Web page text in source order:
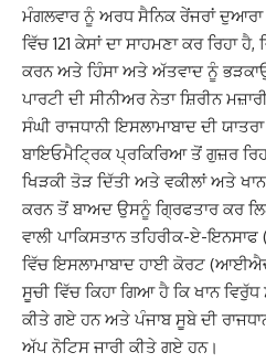
ਮੰਗਲਵਾਰ ਨੂੰ ਅਰਧ ਸੈਨਿਕ ਰੇਂਜਰਾਂ
ਵਿੱਚ 121 ਕੇਸਾਂ ਦਾ ਸਾਹਮਣਾ ਕਰ ਰਿਹਾ
ਕਰਨ ਅਤੇ ਹਿੰਸਾ ਅਤੇ ਅੱਤਵਾਦ ਨੂੰ
ਪਾਰਟੀ ਦੀ ਸੀਨੀਅਰ ਨੇਤਾ ਸ਼ਿਰੀਨ
ਸੰਘੀ ਰਾਜਧਾਨੀ ਇਸਲਾਮਾਬਾਦ ਦੀ
ਬਾਇਓਮੈਟ੍ਰਿਕ ਪ੍ਰਕਿਰਿਆ ਤੋਂ ਗੁਜ਼ਰ
ਖਿੜਕੀ ਤੋੜ ਦਿੱਤੀ ਅਤੇ ਵਕੀਲਾਂ ਅਤੇ
ਕਰਨ ਤੋਂ ਬਾਅਦ ਉਸਨੂੰ ਗ੍ਰਿਫਤਾਰ ਕਰ
ਵਾਲੀ ਪਾਕਿਸਤਾਨ ਤਹਿਰੀਕ-ਏ-
ਵਿੱਚ ਇਸਲਾਮਾਬਾਦ ਹਾਈ ਕੋਰਟ
ਸੂਚੀ ਵਿੱਚ ਕਿਹਾ ਗਿਆ ਹੈ ਕਿ ਖਾਨ
ਕੀਤੇ ਗਏ ਹਨ ਅਤੇ ਪੰਜਾਬ ਸੂਬੇ ਦੀ
ਅੱਪ ਨੋਟਿਸ ਜਾਰੀ ਕੀਤੇ ਗਏ ਹਨ।